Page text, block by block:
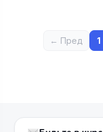
← Пред 1